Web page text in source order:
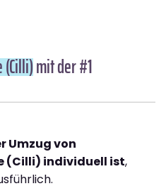
(Cilli)mit der #1
Umzug von
(Cilli) individuell ist,